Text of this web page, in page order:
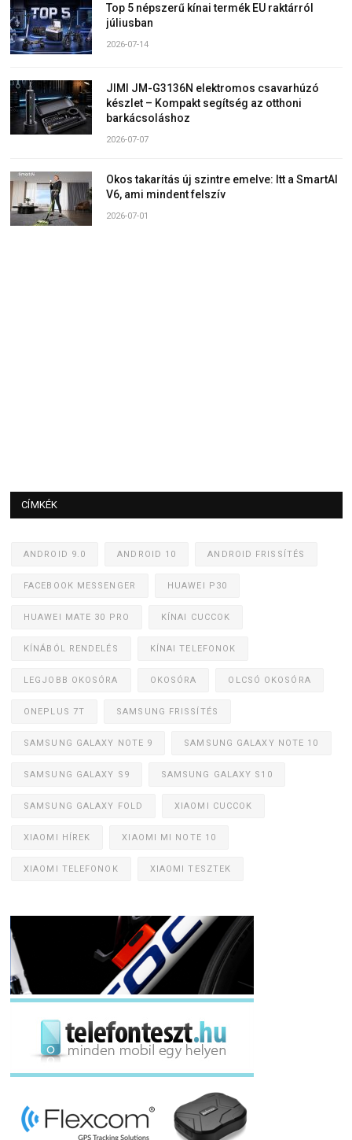
Top 5 népszerű kínai termék EU raktárról
júliusban
2026-07-14
JIMI JM-G3136N elektromos csavarhúzó
készlet – Kompakt segítség az otthoni
barkácsoláshoz
2026-07-07
Okos takarítás új szintre emelve: Itt a SmartAI
V6, ami mindent felszív
2026-07-01
CÍMKÉK
ANDROID 9.0 ANDROID 10 ANDROID FRISSÍTÉS
FACEBOOK MESSENGER HUAWEI P30
HUAWEI MATE 30 PRO KÍNAI CUCCOK
KÍNÁBÓL RENDELÉS KÍNAI TELEFONOK
LEGJOBB OKOSÓRA OKOSÓRA OLCSÓ OKOSÓRA
ONEPLUS 7T SAMSUNG FRISSÍTÉS
SAMSUNG GALAXY NOTE 9 SAMSUNG GALAXY NOTE 10
SAMSUNG GALAXY S9 SAMSUNG GALAXY S10
SAMSUNG GALAXY FOLD XIAOMI CUCCOK
XIAOMI HÍREK XIAOMI MI NOTE 10
XIAOMI TELEFONOK XIAOMI TESZTEK